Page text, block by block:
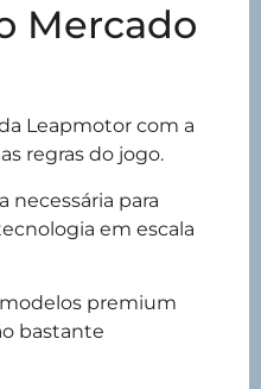
Mercado
Leapmotor com a
regras do jogo.
necessária para
em escala
premium
bastante